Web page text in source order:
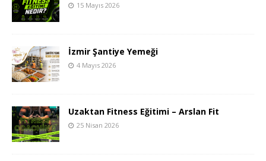
15 Mayıs 2026
İzmir Şantiye Yemeği
4 Mayıs 2026
Uzaktan Fitness Eğitimi – Arslan Fit
25 Nisan 2026